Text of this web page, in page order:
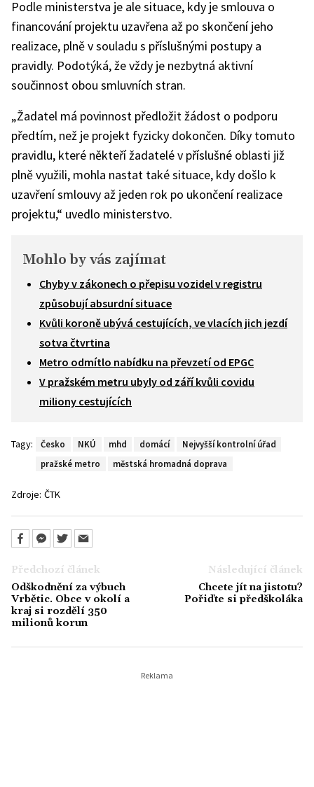
Podle ministerstva je ale situace, kdy je smlouva o
financování projektu uzavřena až po skončení jeho
realizace, plně v souladu s příslušnými postupy a
pravidly. Podotýká, že vždy je nezbytná aktivní
součinnost obou smluvních stran.
„Žadatel má povinnost předložit žádost o podporu
předtím, než je projekt fyzicky dokončen. Díky tomuto
pravidlu, které někteří žadatelé v příslušné oblasti již
plně využili, mohla nastat také situace, kdy došlo k
uzavření smlouvy až jeden rok po ukončení realizace
projektu,“ uvedlo ministerstvo.
Mohlo by vás zajímat
Chyby v zákonech o přepisu vozidel v registru
způsobují absurdní situace
Kvůli koroně ubývá cestujících, ve vlacích jich jezdí
sotva čtvrtina
Metro odmítlo nabídku na převzetí od EPGC
V pražském metru ubyly od září kvůli covidu
miliony cestujících
Tagy: Česko NKÚ mhd domácí
Nejvyšší kontrolní úřad
pražské metro
městská hromadná doprava
Zdroje: ČTK
Předchozí článek
Odškodnění za výbuch
Vrbětic. Obce v okolí a
kraj si rozdělí 350
milionů korun
Následující článek
Chcete jít na jistotu?
Pořiďte si předškoláka